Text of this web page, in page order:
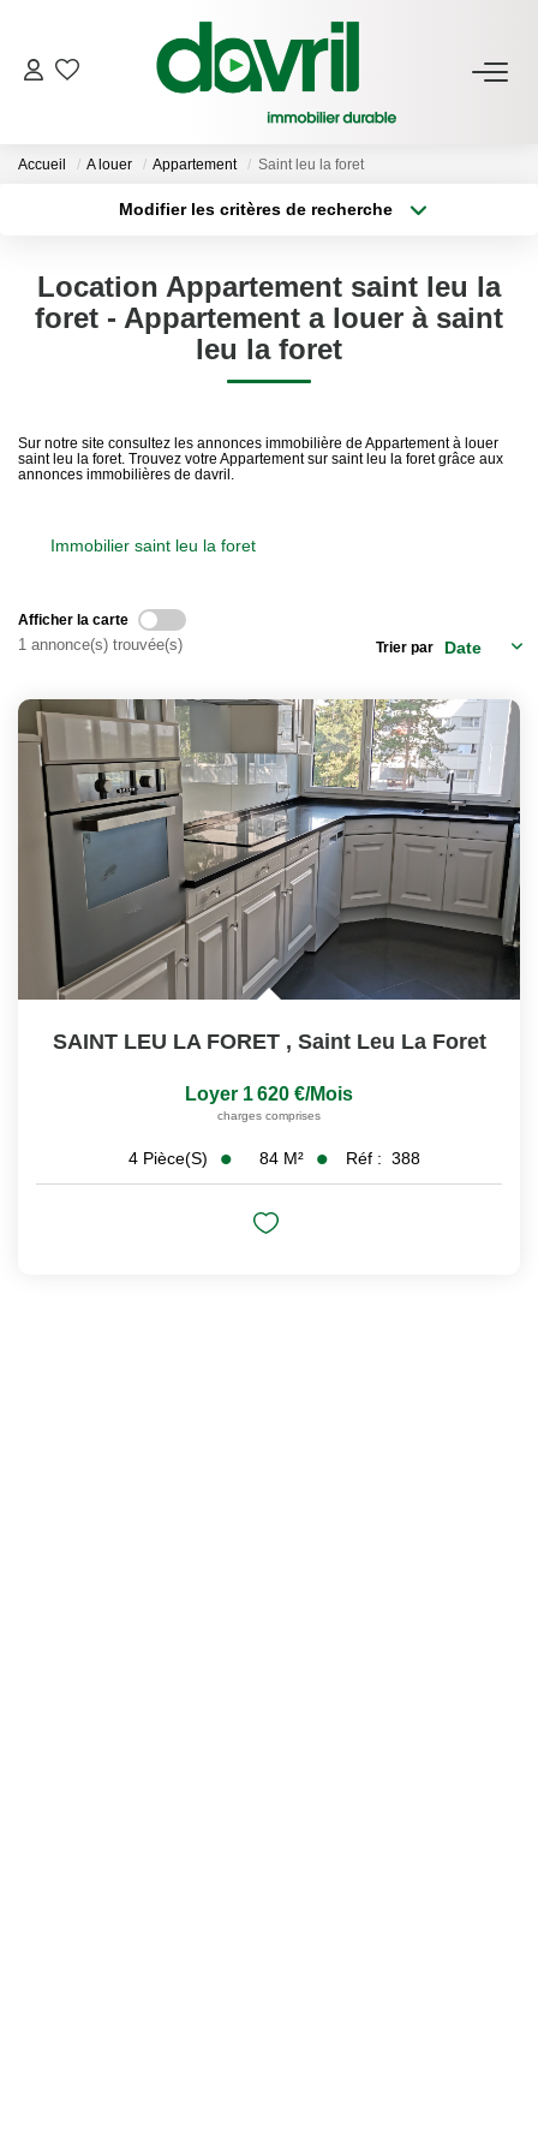
NOS BIENS
Gérés À Vendre
GESTION LOCATIVE
ESTIMATION LOCATIVE
NOTRE AGENCE
Notre Équipe
Davril Immo
Gestion
CONTACT
Accueil A louer Appartement Saint leu la foret
Modifier les critères de recherche
Sélectionnez...
Type de bien
Surface min
Location Appartement saint leu la
foret - Appartement a louer à saint
leu la foret
Sur notre site consultez les annonces immobilière de Appartement à louer
saint leu la foret. Trouvez votre Appartement sur saint leu la foret grâce aux
annonces immobilières de davril.
Immobilier saint leu la foret
Afficher la carte
1 annonce(s) trouvée(s) Trier par
SAINT LEU LA FORET , Saint Leu La Foret
Loyer 1 620 €/mois
charges comprises
4 Pièce(s) 84 M² Réf : 388